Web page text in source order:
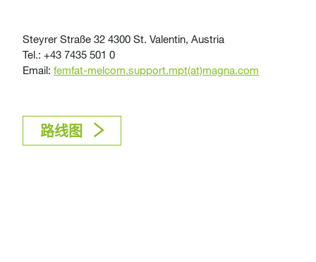
Steyrer Straße 32 4300 St. Valentin, Austria
​​​​​​​Tel.: +43 7435 501 0
Email: femfat-melcom.support.mpt(at)magna.com
​​​​​​​​​​​​​路线图